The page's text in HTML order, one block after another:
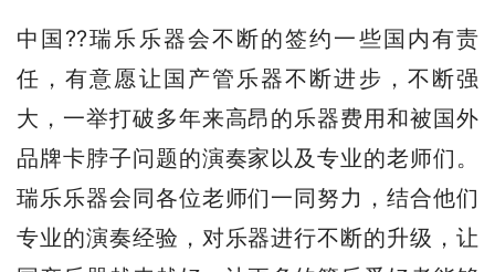
中国??瑞乐乐器会不断的签约一些国内有责
任，有意愿让国产管乐器不断进步，不断强
大，一举打破多年来高昂的乐器费用和被国外
品牌卡脖子问题的演奏家以及专业的老师们。
瑞乐乐器会同各位老师们一同努力，结合他们
专业的演奏经验，对乐器进行不断的升级，让